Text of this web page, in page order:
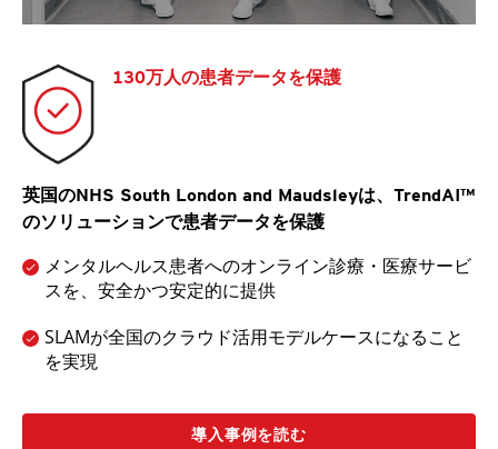
130万人の患者データを保護
英国のNHS South London and Maudsleyは、TrendAI™
のソリューションで患者データを保護
メンタルヘルス患者へのオンライン診療・医療サービ
スを、安全かつ安定的に提供
SLAMが全国のクラウド活用モデルケースになること
を実現
導入事例を読む